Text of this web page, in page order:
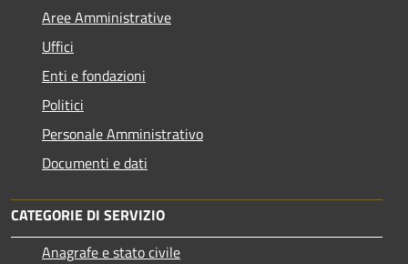
Aree Amministrative
Uffici
Enti e fondazioni
Politici
Personale Amministrativo
Documenti e dati
CATEGORIE DI SERVIZIO
Anagrafe e stato civile